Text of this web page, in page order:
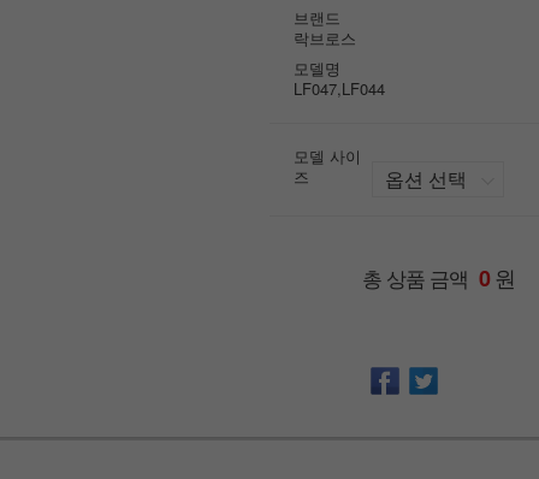
브랜드
락브로스
모델명
LF047,LF044
모델 사이
즈
총 상품 금액 0원